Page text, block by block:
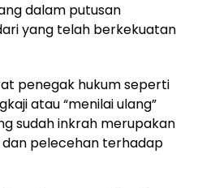
dalam putusan
yang telah berkekuatan
penegak hukum seperti
atau “menilai ulang”
sudah inkrah merupakan
pelecehan terhadap